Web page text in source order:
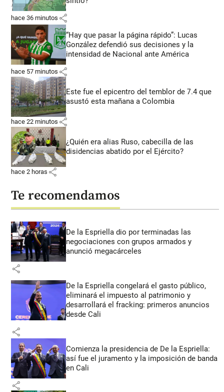
hace 36 minutos share
“Hay que pasar la página rápido”: Lucas
González defendió sus decisiones y la
intensidad de Nacional ante América
hace 57 minutos share
Este fue el epicentro del temblor de 7.4 que
asustó esta mañana a Colombia
hace 22 minutos share
¿Quién era alias Ruso, cabecilla de las
disidencias abatido por el Ejército?
hace 2 horas share
Te recomendamos
De la Espriella dio por terminadas las
negociaciones con grupos armados y
anunció megacárceles
share
De la Espriella congelará el gasto público,
eliminará el impuesto al patrimonio y
desarrollará el fracking: primeros anuncios
desde Cali
share
Comienza la presidencia de De la Espriella:
así fue el juramento y la imposición de banda
en Cali
share